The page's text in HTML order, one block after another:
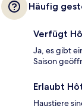
Häufig
Verfügt
Ja, es gibt
Saison
Erlaubt
Haustiere